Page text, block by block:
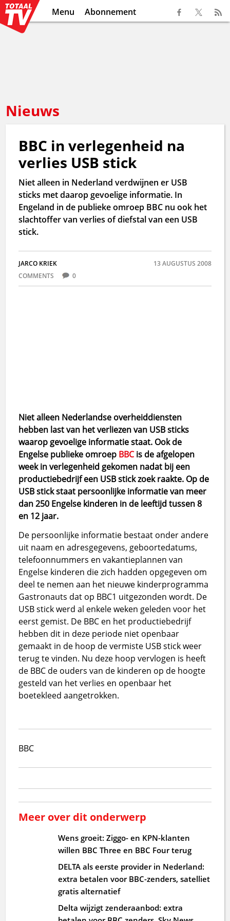
Menu Abonnement
Nieuws
BBC in verlegenheid na
verlies USB stick
Niet alleen in Nederland verdwijnen er USB
sticks met daarop gevoelige informatie. In
Engeland in de publieke omroep BBC nu ook het
slachtoffer van verlies of diefstal van een USB
stick.
JARCO KRIEK
13 AUGUSTUS 2008
COMMENTS
0
Niet alleen Nederlandse overheiddiensten
hebben last van het verliezen van USB sticks
waarop gevoelige informatie staat. Ook de
Engelse publieke omroep BBCis de afgelopen
week in verlegenheid gekomen nadat bij een
productiebedrijf een USB stick zoek raakte. Op de
USB stick staat persoonlijke informatie van meer
dan 250 Engelse kinderen in de leeftijd tussen 8
en 12 jaar.
De persoonlijke informatie bestaat onder andere
uit naam en adresgegevens, geboortedatums,
telefoonnummers en vakantieplannen van
Engelse kinderen die zich hadden opgegeven om
deel te nemen aan het nieuwe kinderprogramma
Gastronauts dat op BBC1 uitgezonden wordt. De
USB stick werd al enkele weken geleden voor het
eerst gemist. De BBC en het productiebedrijf
hebben dit in deze periode niet openbaar
gemaakt in de hoop de vermiste USB stick weer
terug te vinden. Nu deze hoop vervlogen is heeft
de BBC de ouders van de kinderen op de hoogte
gesteld van het verlies en openbaar het
boetekleed aangetrokken.
BBC
Meer over dit onderwerp
Wens groeit: Ziggo- en KPN-klanten
willen BBC Three en BBC Four terug
DELTA als eerste provider in Nederland:
extra betalen voor BBC-zenders, satelliet
gratis alternatief
Delta wijzigt zenderaanbod: extra